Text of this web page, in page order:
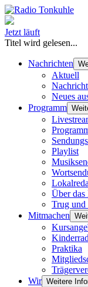
Jetzt läuft
Titel wird gelesen...
Nachrichten
Aktuell
Neues
Programm
Playlist
Über
Trug und
Mitmachen
Praktika
Wir Weitere